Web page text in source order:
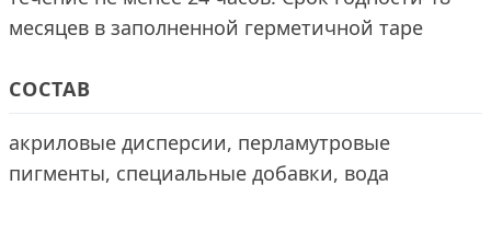
месяцев в заполненной герметичной таре
СОСТАВ
акриловые дисперсии, перламутровые
пигменты, специальные добавки, вода